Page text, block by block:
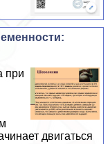
при
двигаться